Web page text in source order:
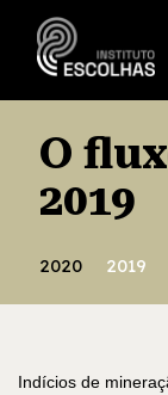
O
2019
2020 2019
Indícios de